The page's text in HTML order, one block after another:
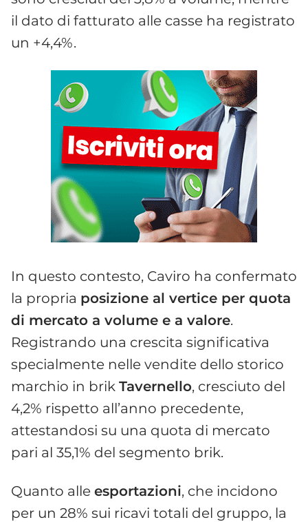
il dato di fatturato alle casse ha registrato
un +4,4%.
In questo contesto, Caviro ha confermato
la propria posizione al vertice per quota
di mercato a volume e a valore.
Registrando una crescita significativa
specialmente nelle vendite dello storico
marchio in brik Tavernello, cresciuto del
4,2% rispetto all’anno precedente,
attestandosi su una quota di mercato
pari al 35,1% del segmento brik.
Quanto alle esportazioni, che incidono
per un 28% sui ricavi totali del gruppo, la